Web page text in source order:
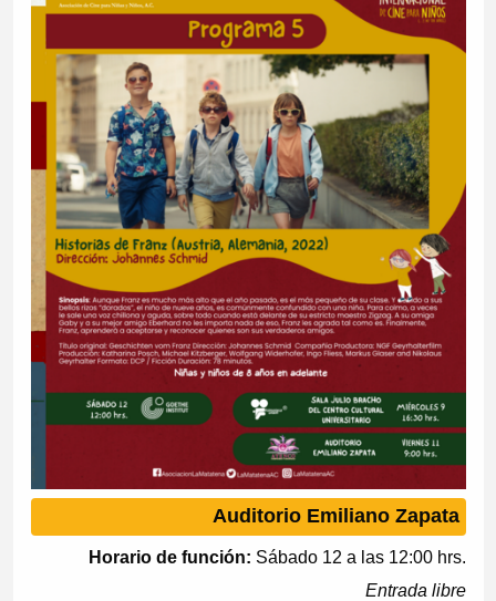
Auditorio Emiliano Zapata
Horario de función: Sábado 12 a las 12:00 hrs.
Entrada libre